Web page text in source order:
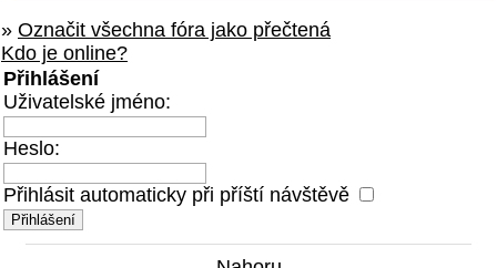
» Označit všechna fóra jako přečtená
Kdo je online?
Přihlášení
Uživatelské jméno:
Heslo:
Přihlásit automaticky při příští návštěvě